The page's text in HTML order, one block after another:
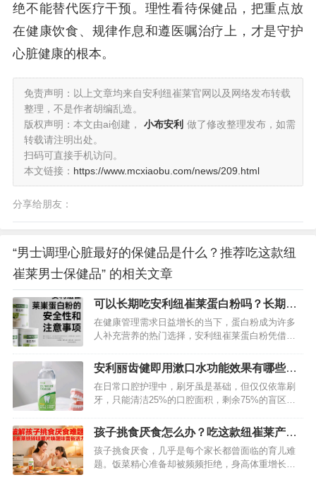
绝不能替代医疗干预。理性看待保健品，把重点放
在健康饮食、规律作息和遵医嘱治疗上，才是守护
心脏健康的根本。
免责声明：以上文章均来自安利纽崔莱官网以及网络发布转载
整理，不是作者胡编乱造。
版权声明：本文由ai创建，
小布安利 做了修改整理发布，如需
转载请注明出处。
扫码可直接手机访问。
本文链接： https://www.mcxiaobu.com/news/209.html
分享给朋友：
“男士调理心脏最好的保健品是什么？推荐吃这款纽
崔莱男士保健品” 的相关文章
可以长期吃安利纽崔莱蛋白粉吗？长期喝
这个有没有危害？
在健康管理需求日益增长的当下，蛋白粉成为许多
人补充营养的热门选择，安利纽崔莱蛋白粉凭借品
清单中。然而，“这款蛋白粉能否长期食用？”“长期
饮用是否存在健康隐患？”等疑问也随之而来。为解
答这些困惑，我们需要从科学依据、适用人群、潜
在风险等多个维度展开分析。…
安利丽齿健即用漱口水功能效果有哪些？
详细为你揭秘一下
在日常口腔护理中，刷牙虽是基础，但仅仅依靠刷
牙，只能清洁25%的口腔面积，剩余75%的盲区就
口腔护理界的明星产品，凭借其卓越的功效，为我
们的口腔健康保驾护航。…
孩子挑食厌食怎么办？吃这款纽崔莱产品
可有效改善味觉
孩子挑食厌食，几乎是每个家长都曾面临的育儿难
题。饭菜精心准备却被频频拒绝，身高体重增长缓